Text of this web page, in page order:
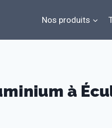
Nos produits
à